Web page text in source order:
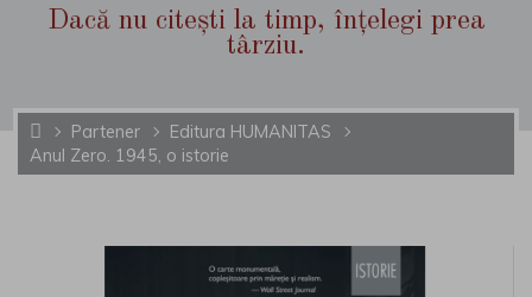
Dacă nu citești la timp, înțelegi prea
târziu.
Partener
Editura HUMANITAS
Anul Zero. 1945, o istorie